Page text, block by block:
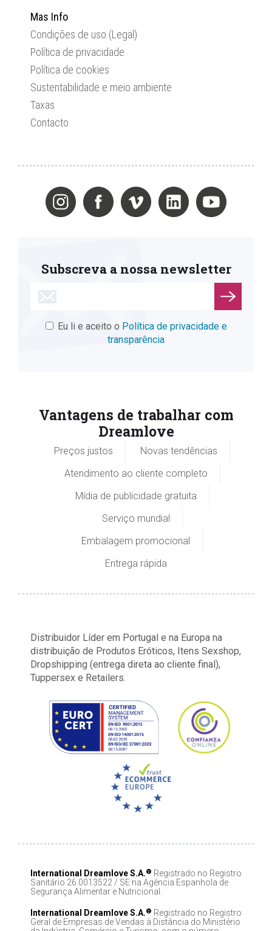
Mas Info
Condições de uso (Legal)
Política de privacidade
Política de cookies
Sustentabilidade e meio ambiente
Taxas
Contacto
Subscreva a nossa newsletter
Eu li e aceito o Política de privacidade e
transparência
Vantagens de trabalhar com
Dreamlove
Preços justos
Novas tendências
Atendimento ao cliente completo
Mídia de publicidade gratuita
Serviço mundial
Embalagem promocional
Entrega rápida
Distribuidor Líder em Portugal e na Europa na
distribuição de Produtos Eróticos, Itens Sexshop,
Dropshipping (entrega direta ao cliente final),
Tuppersex e Retailers.
International Dreamlove S.A.® Registrado no Registro
Sanitário 26.0013522 / SE na Agência Espanhola de
Segurança Alimentar e Nutricional.
International Dreamlove S.A.® Registrado no Registro
Geral de Empresas de Vendas à Distância do Ministério